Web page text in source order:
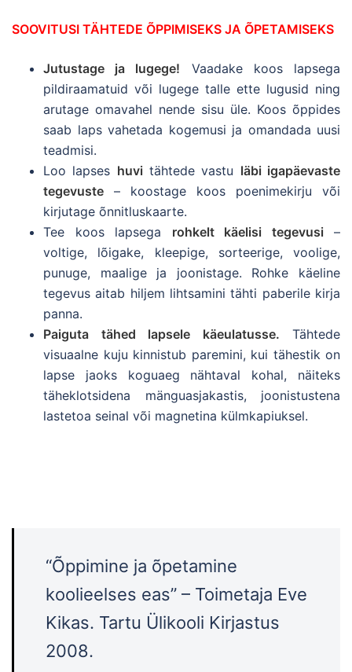
SOOVITUSI TÄHTEDE ÕPPIMISEKS JA ÕPETAMISEKS
Jutustage ja lugege!
Vaadake koos lapsega
pildiraamatuid või lugege talle ette lugusid ning
arutage omavahel nende sisu üle. Koos õppides
saab laps vahetada kogemusi ja omandada uusi
teadmisi.
Loo lapses huvi tähtede vastu läbi igapäevaste
tegevuste – koostage koos poenimekirju või
kirjutage õnnitluskaarte.
Tee koos lapsega rohkelt käelisi tegevusi –
voltige, lõigake, kleepige, sorteerige, voolige,
punuge, maalige ja joonistage. Rohke käeline
tegevus aitab hiljem lihtsamini tähti paberile kirja
panna.
Paiguta tähed lapsele käeulatusse.
Tähtede
visuaalne kuju kinnistub paremini, kui tähestik on
lapse jaoks koguaeg nähtaval kohal, näiteks
täheklotsidena mänguasjakastis, joonistustena
lastetoa seinal või magnetina külmkapiuksel.
“Õppimine ja õpetamine
koolieelses eas” – Toimetaja Eve
Kikas. Tartu Ülikooli Kirjastus
2008.